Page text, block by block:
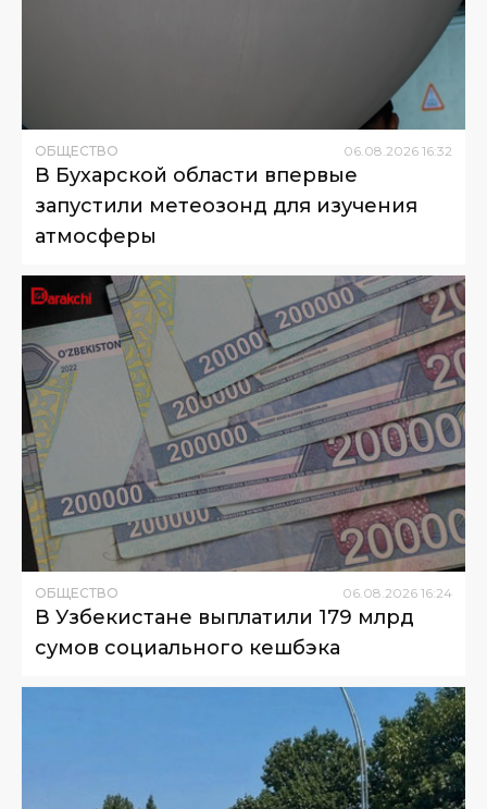
ОБЩЕСТВО 06.08.2026 16:32
В Бухарской области впервые
запустили метеозонд для изучения
атмосферы
ОБЩЕСТВО 06.08.2026 16:24
В Узбекистане выплатили 179 млрд
сумов социального кешбэка